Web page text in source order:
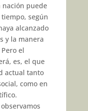
na­ción puede
según
alcanza­do
y la manera
el
es, el que
actual tanto
como en